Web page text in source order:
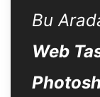
Bu
Web